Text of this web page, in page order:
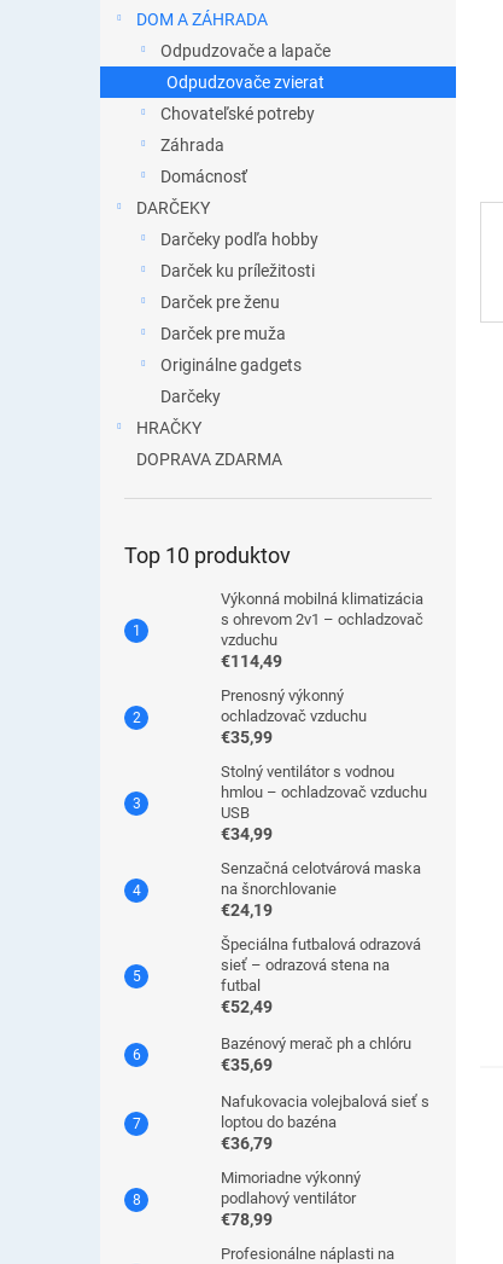
DOM A ZÁHRADA
Odpudzovače a lapače
Odpudzovače zvierat
Chovateľské potreby
Záhrada
Domácnosť
DARČEKY
Darčeky podľa hobby
Darček ku príležitosti
Darček pre ženu
Darček pre muža
Originálne gadgets
Darčeky
HRAČKY
DOPRAVA ZDARMA
Top 10 produktov
Výkonná mobilná klimatizácia
s ohrevom 2v1 – ochladzovač
vzduchu
€114,49
Prenosný výkonný
ochladzovač vzduchu
€35,99
Stolný ventilátor s vodnou
hmlou – ochladzovač vzduchu
USB
€34,99
Senzačná celotvárová maska
na šnorchlovanie
€24,19
Špeciálna futbalová odrazová
sieť – odrazová stena na
futbal
€52,49
Bazénový merač ph a chlóru
€35,69
Nafukovacia volejbalová sieť s
loptou do bazéna
€36,79
Mimoriadne výkonný
podlahový ventilátor
€78,99
Profesionálne náplasti na